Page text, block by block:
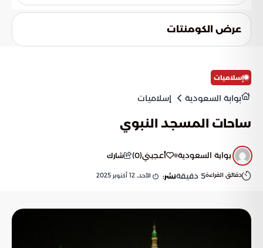
الخضراء. المنارة الجنوبية الغربية تُسمى منارة باب السلام، والغربية
عرض الكومنتات
إسلاميات
بوابة السعودية إسلاميات
ساحات المسجد النبوي
بوابة السعودية أعجبني(
0
) شارك
دقائق القراءة5 دقيقةنشر: الأحد, 12 أكتوبر 2025